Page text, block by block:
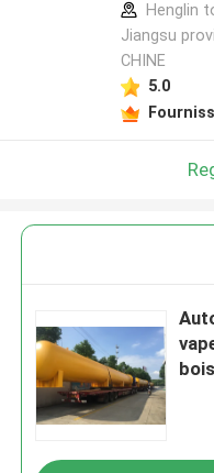
Henglin
Jiangsu
CHINE
5.0